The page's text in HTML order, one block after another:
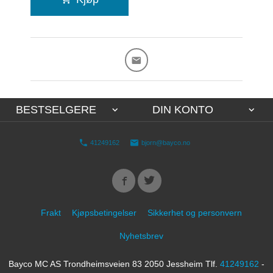
BESTSELGERE DIN KONTO
41249162 bjorn@bayco.no
Frakt Kjøpsbetingelser Sikkerhet og personvern
Nyhetsbrev
Bayco MC AS Trondheimsveien 83 2050 Jessheim Tlf. 41249162 -